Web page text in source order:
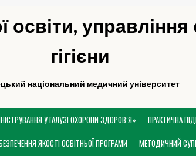
освіти,
гігієни
національний медичний університет
У ГАЛУЗІ ОХОРОНИ ЗДОРОВ’Я» ПРАКТИЧНА
ЯКОСТІ ОСВІТНЬОЇ ПРОГРАМИ МЕТОДИЧНИЙ